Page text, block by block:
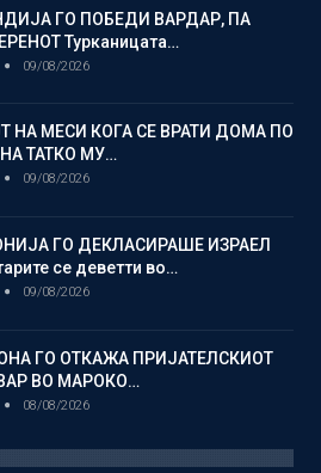
ГО ПОБЕДИ ВАРДАР, ПА
Турканицата…
09/08/2026
НА МЕСИ КОГА СЕ ВРАТИ ДОМА ПО
ТАТКО МУ…
09/08/2026
ГО ДЕКЛАСИРАШЕ ИЗРАЕЛ
се деветти во…
09/08/2026
ГО ОТКАЖА ПРИЈАТЕЛСКИОТ
ВО МАРОКО…
08/08/2026